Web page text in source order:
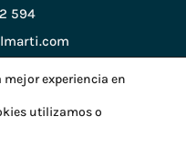
594
experiencia en
utilizamos o